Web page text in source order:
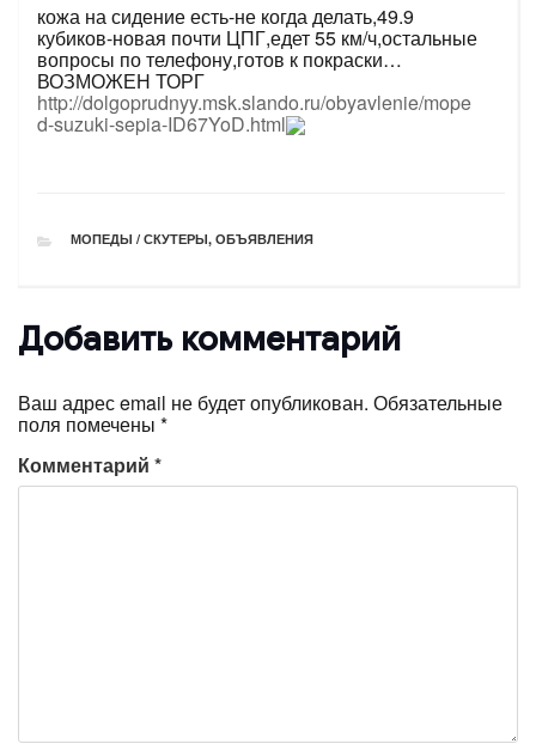
кожа на сидение есть-не когда делать,49.9
кубиков-новая почти ЦПГ,едет 55 км/ч,остальные
вопросы по телефону,готов к покраски…
ВОЗМОЖЕН ТОРГ
http://dolgoprudnyy.msk.slando.ru/obyavlenie/mope
d-suzuki-sepia-ID67YoD.html
РУБРИКИ
МОПЕДЫ / СКУТЕРЫ, ОБЪЯВЛЕНИЯ
Добавить комментарий
Ваш адрес email не будет опубликован. Обязательные
поля помечены *
Комментарий *